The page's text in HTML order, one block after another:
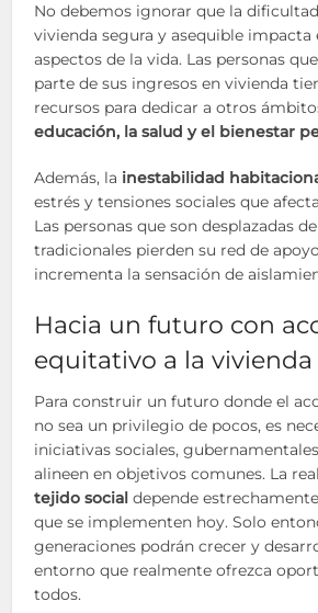
No debemos ignorar que la
vivienda segura y asequible
aspectos de la vida. Las personas
parte de sus ingresos en vivienda
recursos para dedicar a otros
educación, la salud y el bienestar
Además, la inestabilidad
estrés y tensiones sociales que
Las personas que son desplazadas
tradicionales pierden su red de
incrementa la sensación de
Hacia un futuro con
equitativo a la vivienda
Para construir un futuro donde el
no sea un privilegio de pocos, es
iniciativas sociales,
alineen en objetivos comunes. La
tejido social depende
que se implementen hoy. Solo
generaciones podrán crecer y
entorno que realmente ofrezca
todos.